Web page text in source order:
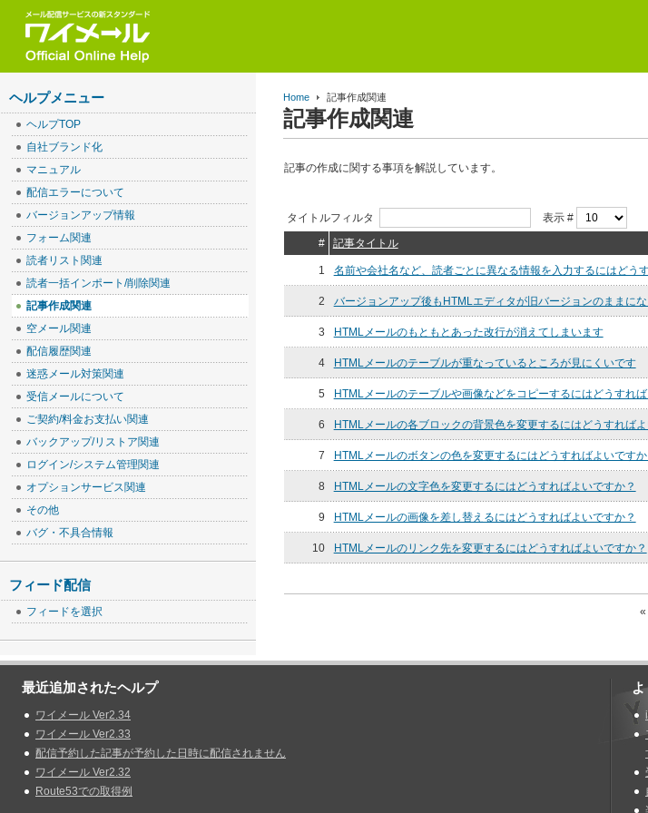
Home 記事作成関連
記事作成関連
記事の作成に関する事項を解説しています。
タイトルフィルタ
表示 #
#
記事タイトル
1 名前や会社名など、読者ごとに異なる情報を入力するにはどう
2 バージョンアップ後もHTMLエディタが旧バージョンのままに
3 HTMLメールのもともとあった改行が消えてしまいます
4 HTMLメールのテーブルが重なっているところが見にくいです
5 HTMLメールのテーブルや画像などをコピーするにはどうすれ
6 HTMLメールの各ブロックの背景色を変更するにはどうすればよ
7 HTMLメールのボタンの色を変更するにはどうすればよいですか
8 HTMLメールの文字色を変更するにはどうすればよいですか？
9 HTMLメールの画像を差し替えるにはどうすればよいですか？
10 HTMLメールのリンク先を変更するにはどうすればよいですか？
«
ヘルプメニュー
ヘルプTOP
自社ブランド化
マニュアル
配信エラーについて
バージョンアップ情報
フォーム関連
読者リスト関連
読者一括インポート/削除関連
記事作成関連
空メール関連
配信履歴関連
迷惑メール対策関連
受信メールについて
ご契約/料金お支払い関連
バックアップ/リストア関連
ログイン/システム管理関連
オプションサービス関連
その他
バグ・不具合情報
フィード配信
フィードを選択
最近追加されたヘルプ
ワイメール Ver2.34
ワイメール Ver2.33
配信予約した記事が予約した日時に配信されません
ワイメール Ver2.32
Route53での取得例